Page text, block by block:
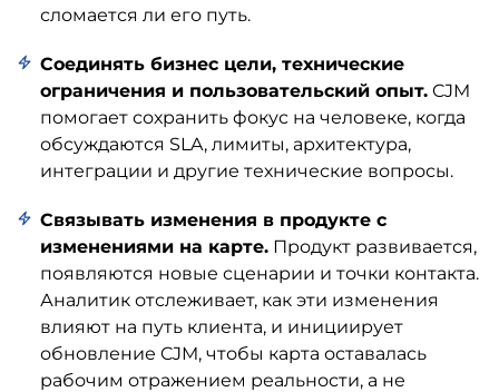
сломается ли его путь.
Соединять бизнес цели, технические
ограничения и пользовательский опыт. CJM
помогает сохранить фокус на человеке, когда
обсуждаются SLA, лимиты, архитектура,
интеграции и другие технические вопросы.
Связывать изменения в продукте с
изменениями на карте. Продукт развивается,
появляются новые сценарии и точки контакта.
Аналитик отслеживает, как эти изменения
влияют на путь клиента, и инициирует
обновление CJM, чтобы карта оставалась
рабочим отражением реальности, а не